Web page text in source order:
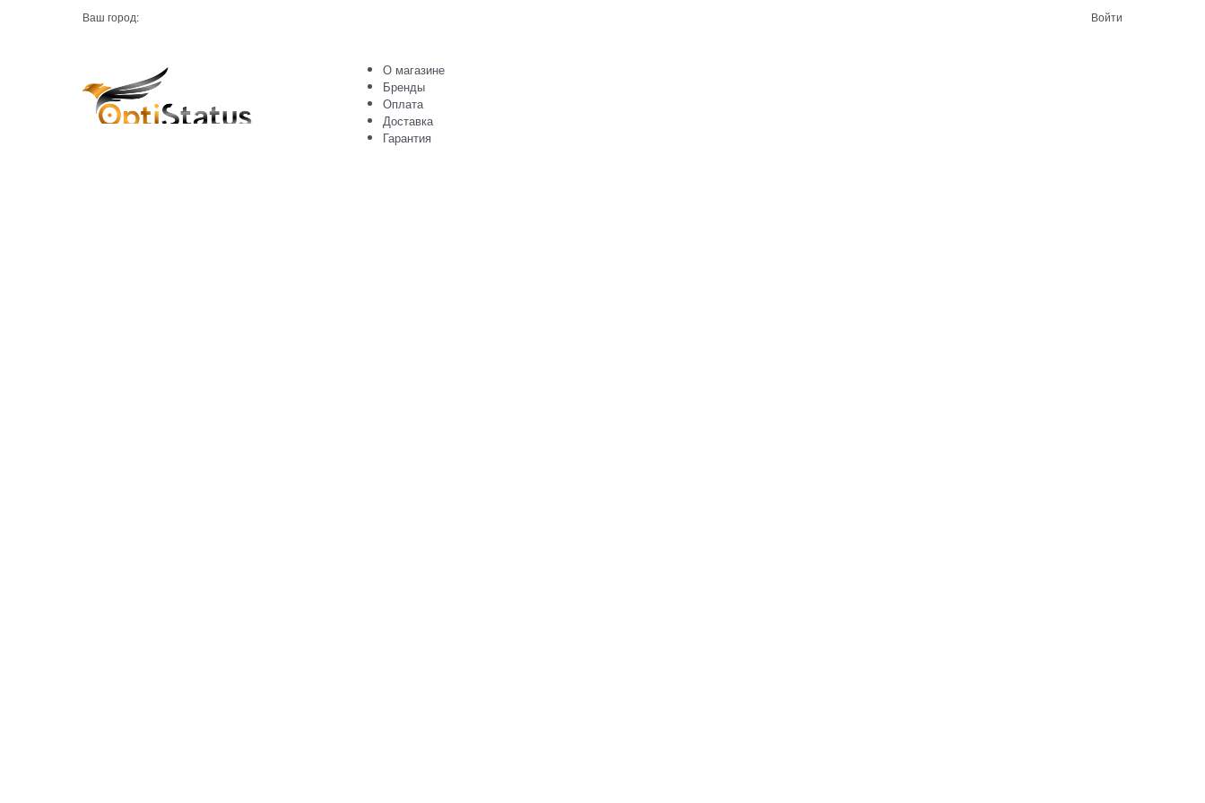
Ваш город: Войти
О магазине
Бренды
Оплата
Доставка
Гарантия